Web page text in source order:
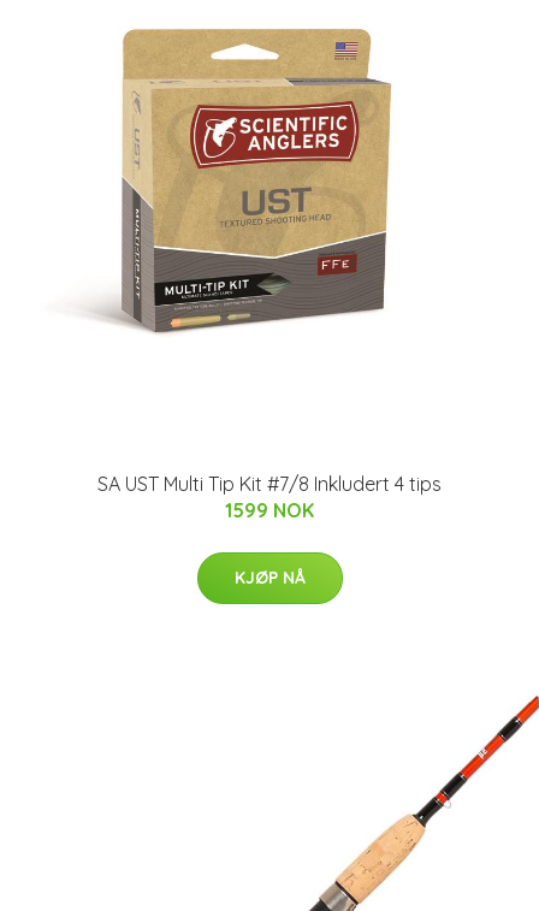
SA UST Multi Tip Kit #7/8 Inkludert 4 tips
1599 NOK
KJØP NÅ